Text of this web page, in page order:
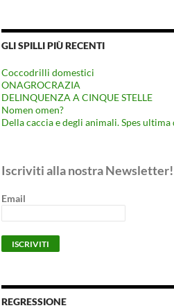
GLI SPILLI PIÙ RECENTI
Coccodrilli domestici
ONAGROCRAZIA
DELINQUENZA A CINQUE STELLE
Nomen omen?
Della caccia e degli animali. Spes ultima
Iscriviti alla nostra Newsletter!
Email
REGRESSIONE